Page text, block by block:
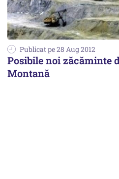
Publicat pe 28 Aug 2012
Posibile noi zăcăminte
Montană